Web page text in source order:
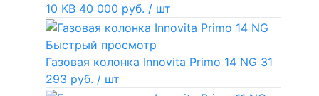
10 KB 40 000 руб. / шт
Быстрый просмотр
Газовая колонка Innovita Primo 14 NG 31
293 руб. / шт